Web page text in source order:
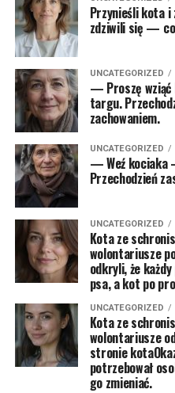
Przynieśli kota
zdziwili się —
UNCATEGORIZED
— Proszę
targu.
zachowaniem.
UNCATEGORIZED
— Weź kociaka
Przechodzień
UNCATEGORIZED
Kota ze
wolontariusze
odkryli, że
psa, a kot po
UNCATEGORIZED
Kota ze
wolontariusze
stronie
potrzebował
go zmieniać.